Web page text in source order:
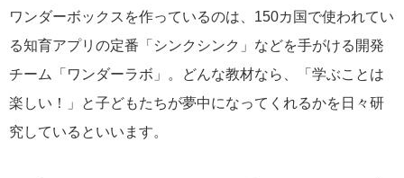
ワンダーボックスを作っているのは、150カ国で使われてい
る知育アプリの定番「シンクシンク」などを手がける開発
チーム「ワンダーラボ」。どんな教材なら、「学ぶことは
楽しい！」と子どもたちが夢中になってくれるかを日々研
究しているといいます。